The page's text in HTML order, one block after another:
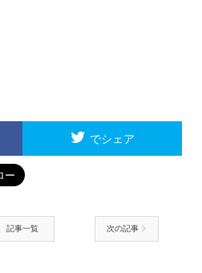
でシェア
記事一覧 次の記事